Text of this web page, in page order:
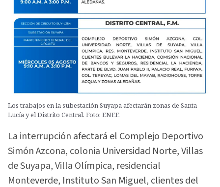
Los trabajos en la subestación Suyapa afectarán zonas de Santa
Lucía y el Distrito Central. Foto: ENEE
La interrupción afectará el Complejo Deportivo
Simón Azcona, colonia Universidad Norte, Villas
de Suyapa, Villa Olímpica, residencial
Monteverde, Instituto San Miguel, clientes del